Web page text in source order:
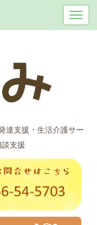
達支援・生活介護サー
支援